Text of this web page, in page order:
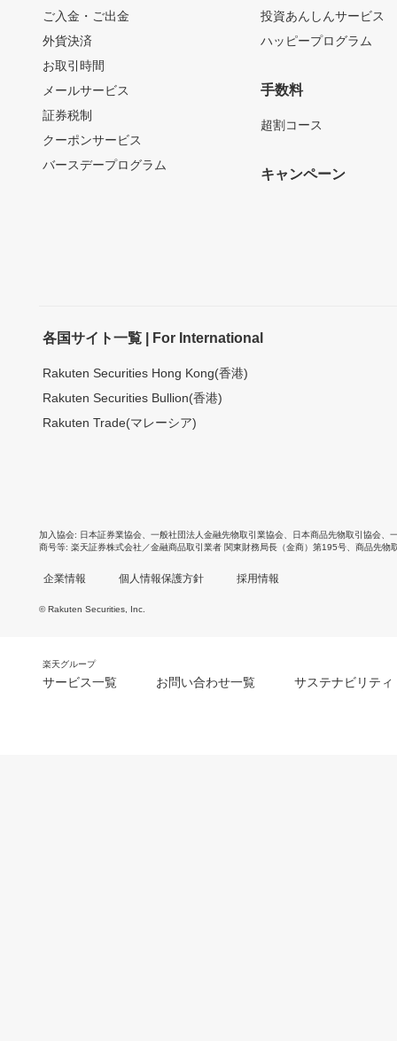
ご入金・ご出金
外貨決済
お取引時間
メールサービス
証券税制
クーポンサービス
バースデープログラム
投資あんしんサービス
ハッピープログラム
手数料
超割コース
キャンペーン
各国サイト一覧 | For International
Rakuten Securities Hong Kong(香港)
Rakuten Securities Bullion(香港)
Rakuten Trade(マレーシア)
加入協会 日本証券業協会 一般社団法人金融先物取引業協会 日本商品先物取引協会
商号等 楽天証券株式会社／金融商品取引業者 関東財務局長（金商）第195号、商品先物
企業情報 個人情報保護方針 採用情報
© Rakuten Securities, Inc.
楽天グループ
サービス一覧 お問い合わせ一覧 サステナビリティ